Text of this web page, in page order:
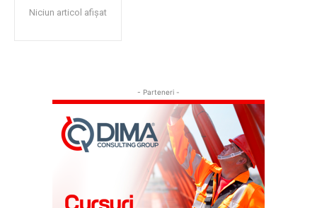
Niciun articol afișat
- Parteneri -